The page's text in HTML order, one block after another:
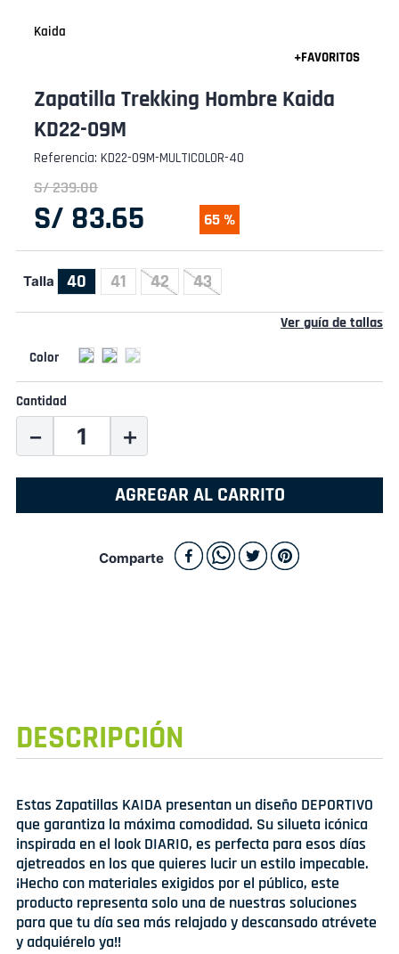
Kaida
Zapatilla Trekking Hombre Kaida
KD22-09M
Referencia: KD22-09M-MULTICOLOR-40
S/239.00
S/ 83.65 65 %
Talla 40 41 42 43
Ver guía de tallas
Cantidad
＋
－
AGREGAR AL CARRITO
Comparte
DESCRIPCIÓN
Estas Zapatillas KAIDA presentan un diseño DEPORTIVO
que garantiza la máxima comodidad. Su silueta icónica
inspirada en el look DIARIO, es perfecta para esos días
ajetreados en los que quieres lucir un estilo impecable.
¡Hecho con materiales exigidos por el público, este
producto representa solo una de nuestras soluciones
para que tu día sea más relajado y descansado atrévete
y adquiérelo ya!!